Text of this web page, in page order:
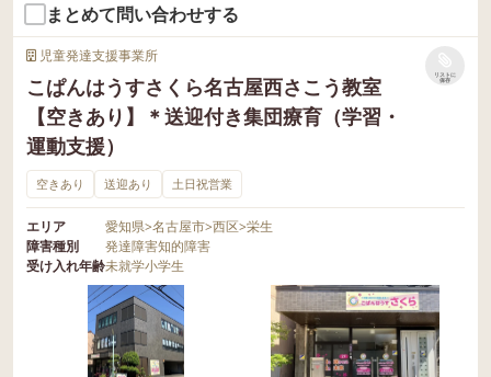
まとめて問い合わせする
児童発達支援事業所
こぱんはうすさくら名古屋西さこう教室
【空きあり】＊送迎付き集団療育（学習・
運動支援）
リストに
保存
空きあり 送迎あり 土日祝営業
エリア 愛知県>名古屋市>西区>栄生
障害種別
発達障害知的障害
受け入れ年齢未就学小学生